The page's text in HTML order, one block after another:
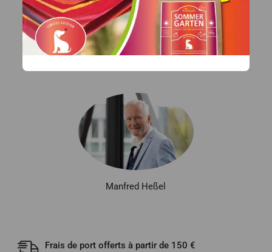
Manfred Heßel
Frais de port offerts à partir de 150 €